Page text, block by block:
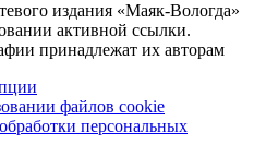
издания «Маяк-Вологда»
активной ссылки.
принадлежат их авторам
файлов cookie
персональных